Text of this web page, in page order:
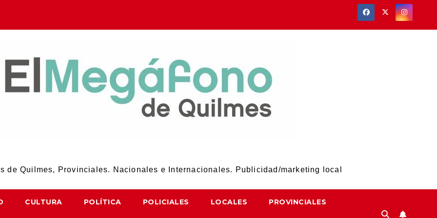
de Quilmes, Provinciales. Nacionales e Internacionales. Publicidad/marketing local
CULTURA POLÍTICA POLICIALES LOCALES PROVINCIALES